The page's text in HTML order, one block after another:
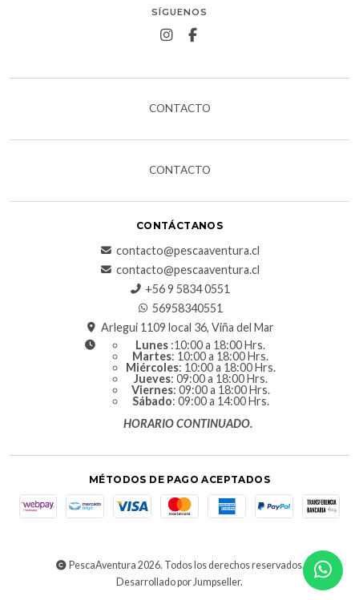
SÍGUENOS
CONTACTO
CONTACTO
CONTÁCTANOS
contacto@pescaaventura.cl
contacto@pescaaventura.cl
+56 9 5834 0551
56958340551
Arlegui 1109 local 36, Viña del Mar
Lunes :10:00 a 18:00 Hrs.
Martes: 10:00 a 18:00 Hrs.
Miércoles: 10:00 a 18:00 Hrs.
Jueves: 09:00 a 18:00 Hrs.
Viernes: 09:00 a 18:00 Hrs.
Sábado: 09:00 a 14:00 Hrs.
HORARIO CONTINUADO.
MÉTODOS DE PAGO ACEPTADOS
PescaAventura 2026. Todos los derechos reservados.
Desarrollado por Jumpseller.